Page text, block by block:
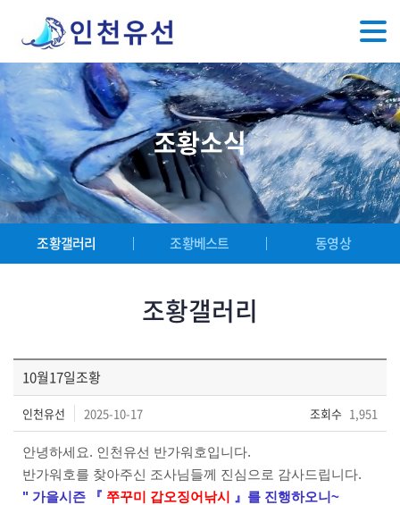
조황소식
조황갤러리 조황베스트 동영상
조황갤러리
10월17일조황
인천유선 2025-10-17 조회수 1,951
안녕하세요. 인천유선 반가워호입니다.
반가워호를 찾아주신 조사님들께 진심으로 감사드립니다.
" 가을시즌
『 쭈꾸미 갑오징어낚시 』를 진행하오니~